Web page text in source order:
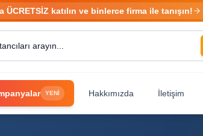
ÜCRETSİZ katılın ve binlerce firma ile tanışın!
YENİ Hakkımızda İletişim